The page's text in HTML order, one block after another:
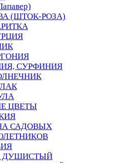
(ШТОК-РОЗА)
СУРФИНИЯ
ЦВЕТЫ
САДОВЫХ
ДУШИСТЫЙ